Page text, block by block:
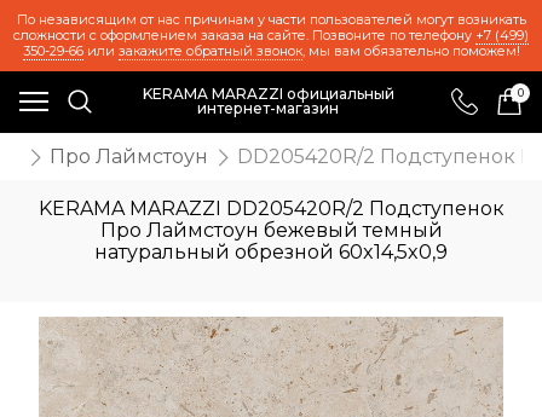
По независящим от нас причинам у части пользователей могут возникать
сложности с оформлением заказа на сайте. Позвоните по телефону +7 (499)
350-29-66или закажите обратный звонок, мы вам обязательно поможем!
KERAMA MARAZZI официальный
интернет-магазин
0
Про Лаймстоун DD205420R/2 Подступенок
KERAMA MARAZZI DD205420R/2 Подступенок
Про Лаймстоун бежевый темный
натуральный обрезной 60x14,5x0,9